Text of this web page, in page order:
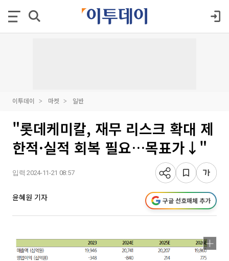
이투데이 마켓 일반
"롯데케미칼, 재무 리스크 확대 제
한적·실적 회복 필요…목표가↓"
입력 2024-11-21 08:57
윤혜원 기자 구글 선호매체 추가